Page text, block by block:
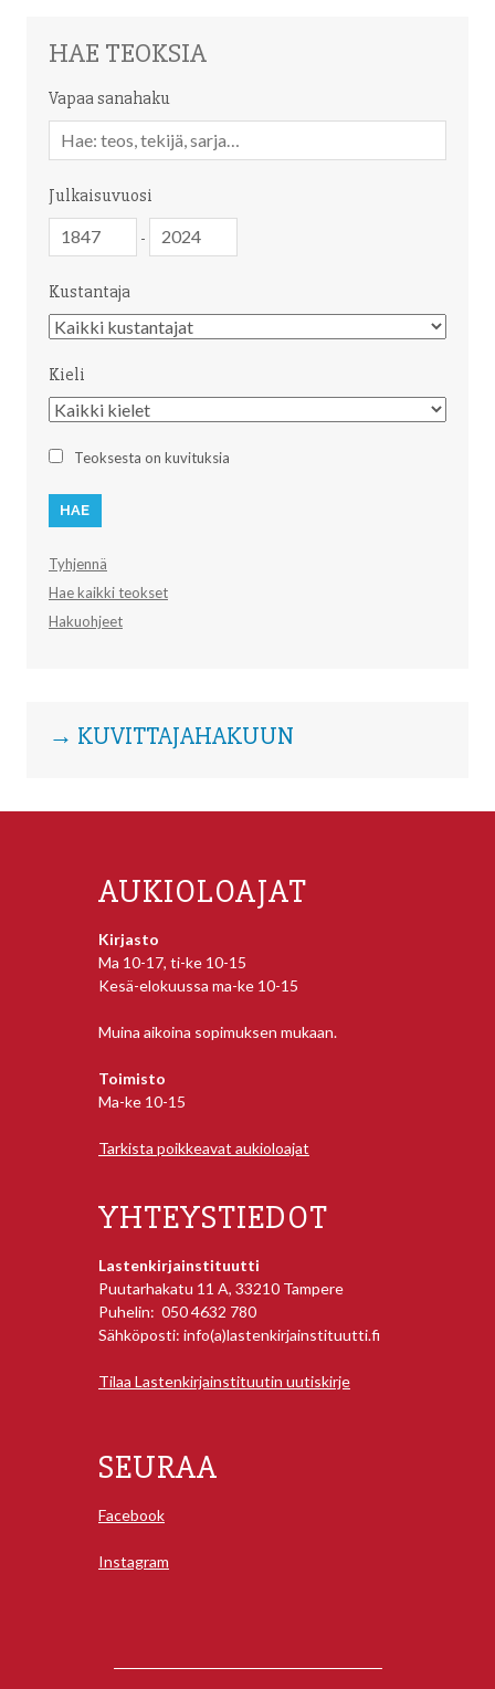
HAE TEOKSIA
Vapaa sanahaku
sanahaku
Julkaisuvuosi
-
Kustantaja
Kustantaja
Kieli
Kieli
Teoksesta on kuvituksia
Tyhjennä
Hae kaikki teokset
Hakuohjeet
→ KUVITTAJAHAKUUN
AUKIOLOAJAT
Kirjasto
Ma 10-17, ti-ke 10-15
Kesä-elokuussa ma-ke 10-15
Muina aikoina sopimuksen mukaan.
Toimisto
Ma-ke 10-15
Tarkista poikkeavat aukioloajat
YHTEYSTIEDOT
Lastenkirjainstituutti
Puutarhakatu 11 A, 33210 Tampere
Puhelin: 050 4632 780
Sähköposti: info(a)lastenkirjainstituutti.fi
Tilaa Lastenkirjainstituutin uutiskirje
SEURAA
Facebook
Instagram